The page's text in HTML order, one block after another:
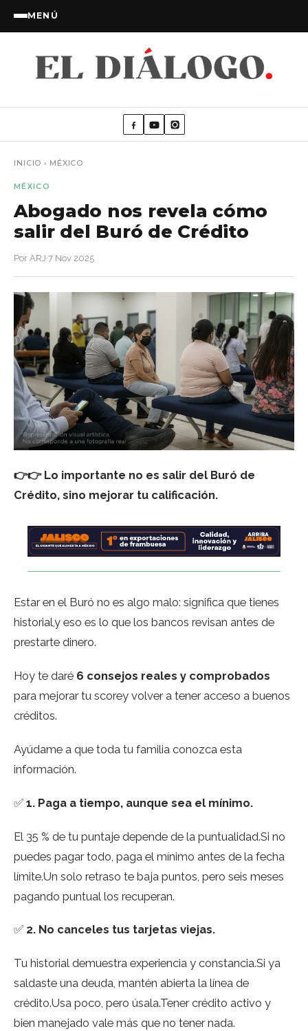
MENÚ
INICIO › MÉXICO
MÉXICO
Abogado nos revela cómo
salir del Buró de Crédito
Por ARJ·7 Nov 2025
👉👉 Lo importante no es salir del Buró de
Crédito, sino mejorar tu calificación.
Estar en el Buró no es algo malo: significa que tienes
historial,y eso es lo que los bancos revisan antes de
prestarte dinero.
Hoy te daré 6 consejos reales y comprobados
para mejorar tu scorey volver a tener acceso a buenos
créditos.
Ayúdame a que toda tu familia conozca esta
información.
✅ 1. Paga a tiempo, aunque sea el mínimo.
El 35 % de tu puntaje depende de la puntualidad.Si no
puedes pagar todo, paga el mínimo antes de la fecha
límite.Un solo retraso te baja puntos, pero seis meses
pagando puntual los recuperan.
✅ 2. No canceles tus tarjetas viejas.
Tu historial demuestra experiencia y constancia.Si ya
saldaste una deuda, mantén abierta la línea de
crédito.Usa poco, pero úsala.Tener crédito activo y
bien manejado vale más que no tener nada.